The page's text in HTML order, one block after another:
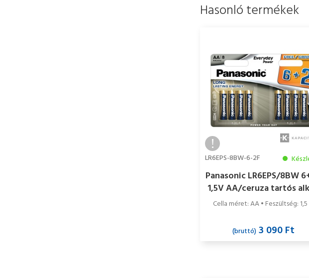
Hasonló termékek
LR6EPS-8BW-6-2F
Panasonic LR6EPS/8BW
1,5V AA/ceruza tartós
elem 8 db/csomag
Cella méret: AA • Feszültség:
(bruttó)3 090 Ft